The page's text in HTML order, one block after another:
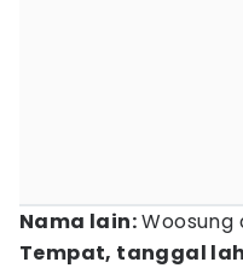
Nama lain:Woosung
Tempat, tanggal